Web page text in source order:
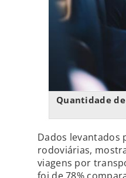
Quantidade
Dados levantados
rodoviárias,
viagens por